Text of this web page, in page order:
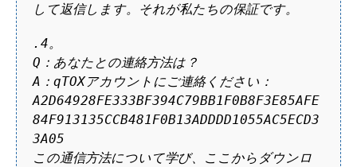
して返信します。それが私たちの保証です。
.4。
Q：あなたとの連絡方法は？
A：qTOXアカウントにご連絡ください：
A2D64928FE333BF394C79BB1F0B8F3E85AFE
84F913135CCB481F0B13ADDDD1055AC5ECD3
3A05
この通信方法について学び、ここからダウンロ